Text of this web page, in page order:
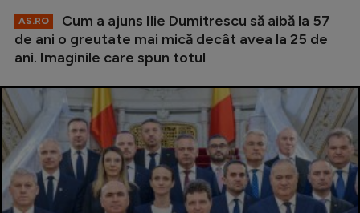
AS.RO
Cum a ajuns Ilie Dumitrescu să aibă la 57
de ani o greutate mai mică decât avea la 25 de
ani. Imaginile care spun totul